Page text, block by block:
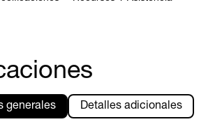
generales Detalles adicionales